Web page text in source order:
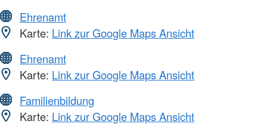
Ehrenamt
Karte: Link zur Google Maps Ansicht
Ehrenamt
Karte: Link zur Google Maps Ansicht
Familienbildung
Karte: Link zur Google Maps Ansicht